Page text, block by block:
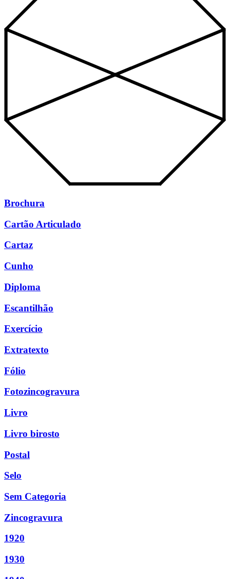
Brochura
Cartão Articulado
Cartaz
Cunho
Diploma
Escantilhão
Exercício
Extratexto
Fólio
Fotozincogravura
Livro
Livro birosto
Postal
Selo
Sem Categoria
Zincogravura
1920
1930